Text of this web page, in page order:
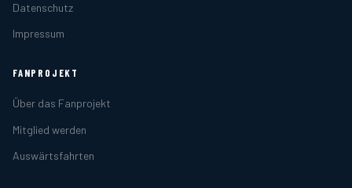
Datenschutz
Impressum
FANPROJEKT
Über das Fanprojekt
Mitglied werden
Auswärtsfahrten